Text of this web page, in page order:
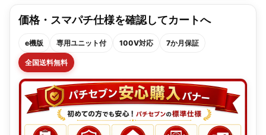
価格・スマパチ仕様を確認してカートへ
e機版 専用ユニット付 100V対応 7か月保証
全国送料無料